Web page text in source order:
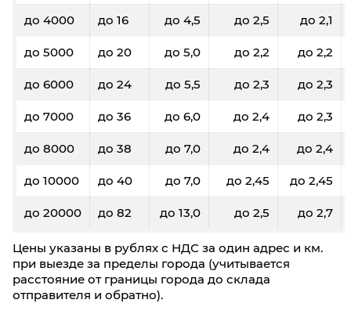
до 4000 до 16 до 4,5 до 2,5 до 2,1
до 5000 до 20 до 5,0 до 2,2 до 2,2
до 6000 до 24 до 5,5 до 2,3 до 2,3
до 7000 до 36 до 6,0 до 2,4 до 2,3
до 8000 до 38 до 7,0 до 2,4 до 2,4
до 10000 до 40 до 7,0 до 2,45 до 2,45
до 20000 до 82 до 13,0 до 2,5 до 2,7
Цены указаны в рублях с НДС за один адрес и км.
при выезде за пределы города (учитывается
расстояние от границы города до склада
отправителя и обратно).